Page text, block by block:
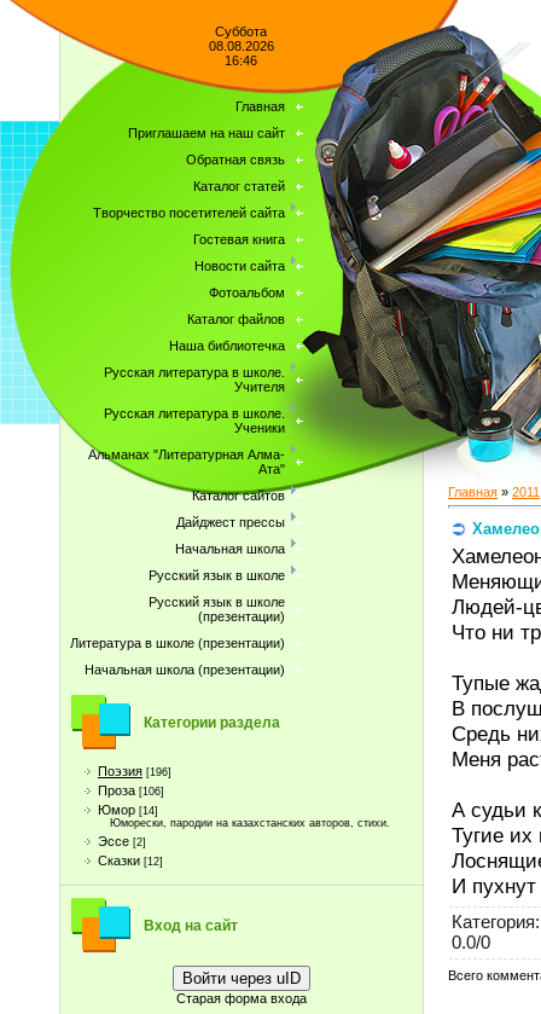
Суббота
08.08.2026
16:46
Главная
Приглашаем на наш сайт
Обратная связь
Каталог статей
Творчество посетителей сайта
Гостевая книга
Новости сайта
Фотоальбом
Каталог файлов
Наша библиотечка
Русская литература в школе.
Учителя
Русская литература в школе.
Ученики
Альманах "Литературная Алма-
Ата"
Каталог сайтов
Дайджест прессы
Начальная школа
Русский язык в школе
Русский язык в школе
(презентации)
Литература в школе (презентации)
Начальная школа (презентации)
Категории раздела
Поэзия [196]
Проза [106]
Юмор [14]
Юморески, пародии на казахстанских авторов, стихи.
Эссе [2]
Сказки [12]
Вход на сайт
Войти через uID
Старая форма входа
Главная » 2011
Людей-
Что ни
Тупые
В
Средь
Меня
А судьи
Тугие
И
Категория:
0.0/0
Всего